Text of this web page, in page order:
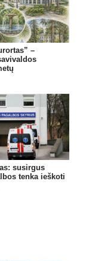
–
susirgus
tenka ieškoti